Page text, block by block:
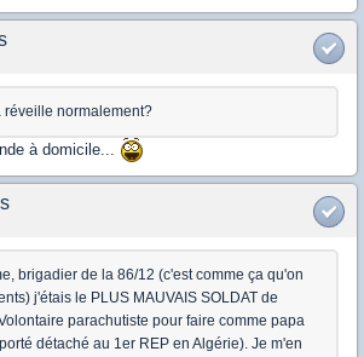
réveille normalement?
à domicile...
brigadier de la 86/12 (c'est comme ça qu'on
j'étais le PLUS MAUVAIS SOLDAT de
parachutiste pour faire comme papa
détaché au 1er REP en Algérie). Je m'en